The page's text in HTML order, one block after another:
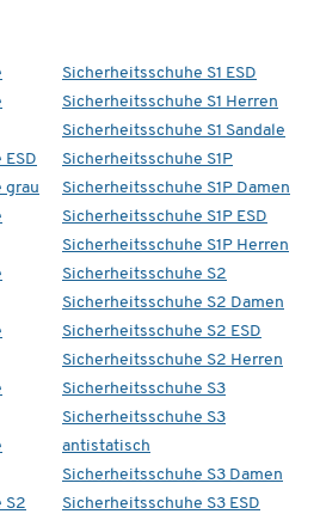
grau
S2
Sicherheitsschuhe S1 ESD
Sicherheitsschuhe S1 Herren
Sicherheitsschuhe S1 Sandale
Sicherheitsschuhe S1P
Sicherheitsschuhe S1P Damen
Sicherheitsschuhe S1P ESD
Sicherheitsschuhe S1P Herren
Sicherheitsschuhe S2
Sicherheitsschuhe S2 Damen
Sicherheitsschuhe S2 ESD
Sicherheitsschuhe S2 Herren
Sicherheitsschuhe S3
Sicherheitsschuhe S3
antistatisch
Sicherheitsschuhe S3 Damen
Sicherheitsschuhe S3 ESD